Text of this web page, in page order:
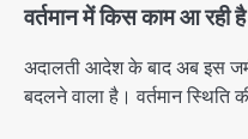
वर्तमान में किस काम आ रही
अदालती आदेश के बाद अब इस
बदलने वाला है। वर्तमान स्थिति